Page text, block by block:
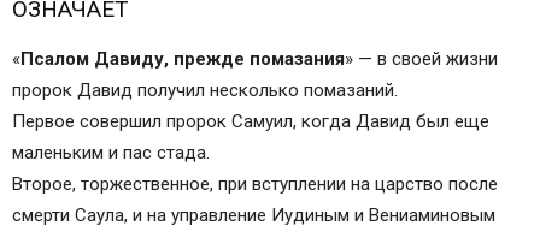
ОЗНАЧАЕТ
«Псалом Давиду, прежде помазания» — в своей жизни
пророк Давид получил несколько помазаний.
Первое совершил пророк Самуил, когда Давид был еще
маленьким и пас стада.
Второе, торжественное, при вступлении на царство после
смерти Саула, и на управление Иудиным и Вениаминовым